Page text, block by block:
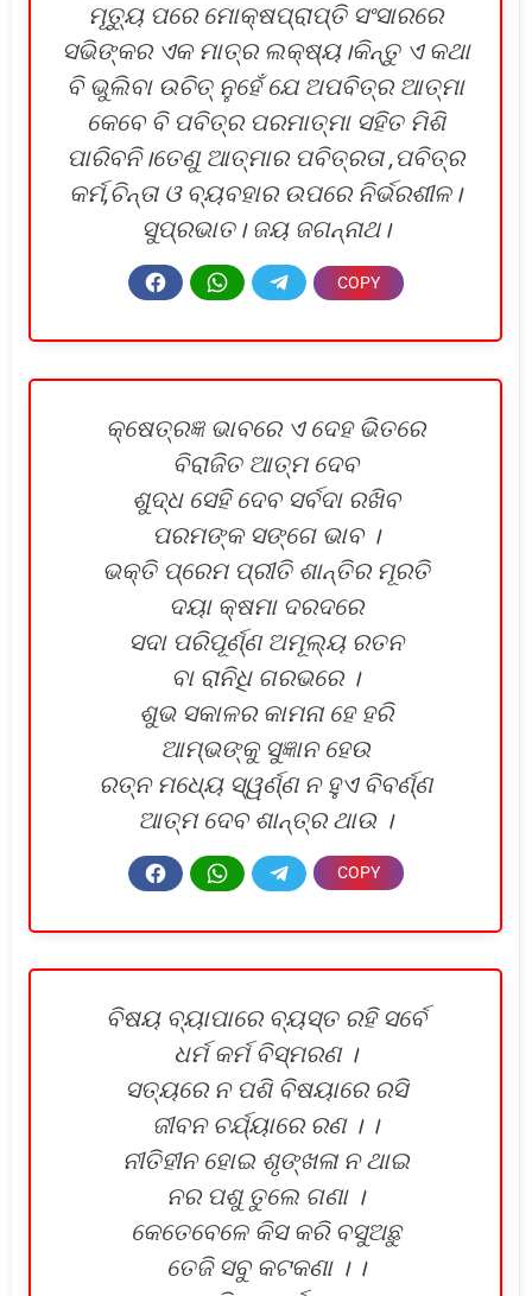
ମୂତ୍ୟୁ ପରେ ମୋକ୍ଷପ୍ରାପ୍ତି ସଂସାରରେ
ସଭିଙ୍କର ଏକ ମାତ୍ର ଲକ୍ଷ୍ୟ।କିନ୍ତୁ ଏ କଥା
ବି ଭୁଲିବା ଉଚିତ୍ ନୁହେଁ ଯେ ଅପବିତ୍ର ଆତ୍ମା
କେବେ ବି ପବିତ୍ର ପରମାତ୍ମା ସହିତ ମିଶି
ପାରିବନି।ତେଣୁ ଆତ୍ମାର ପବିତ୍ରତା ,ପବିତ୍ର
କର୍ମ,ଚିନ୍ତା ଓ ବ୍ୟବହାର ଉପରେ ନିର୍ଭରଶୀଳ।
ସୁପ୍ରଭାତ। ଜୟ ଜଗନ୍ନାଥ।
କ୍ଷେତ୍ରଜ୍ଞ ଭାବରେ ଏ ଦେହ ଭିତରେ
ବିରାଜିତ ଆତ୍ମ ଦେବ
ଶୁଦ୍ଧ ସେହି ଦେବ ସର୍ବଦା ରଖିବ
ପରମଙ୍କ ସଙ୍ଗେ ଭାବ ।
ଭକ୍ତି ପ୍ରେମ ପ୍ରୀତି ଶାନ୍ତିର ମୂରତି
ଦୟା କ୍ଷମା ଦରଦରେ
ସଦା ପରିପୂର୍ଣ୍ଣ ଅମୂଲ୍ୟ ରତନ
ବା ରାନିଧି ଗରଭରେ ।
ଶୁଭ ସକାଳର କାମନା ହେ ହରି
ଆମ୍ଭଙ୍କୁ ସୁଜ୍ଞାନ ହେଉ
ରତ୍ନ ମଧ୍ୟେ ସ୍ୱର୍ଣ୍ଣ ନ ହୁଏ ବିବର୍ଣ୍ଣ
ଆତ୍ମ ଦେବ ଶାନ୍ତ୍ର ଥାଉ ।
ବିଷୟ ବ୍ୟାପାରେ ବ୍ୟସ୍ତ ରହି ସର୍ବେ
ଧର୍ମ କର୍ମ ବିସ୍ମରଣ ।
ସତ୍ୟରେ ନ ପଶି ବିଷୟାରେ ରସି
ଜୀବନ ଚର୍ଯ୍ୟାରେ ରଣ । ।
ନୀତିହୀନ ହୋଇ ଶୃଙ୍ଖଳା ନ ଥାଇ
ନର ପଶୁ ତୁଲେ ଗଣା ।
କେତେବେଳେ କିସ କରି ବସୁଅଛୁ
ତେଜି ସବୁ କଟକଣା । ।